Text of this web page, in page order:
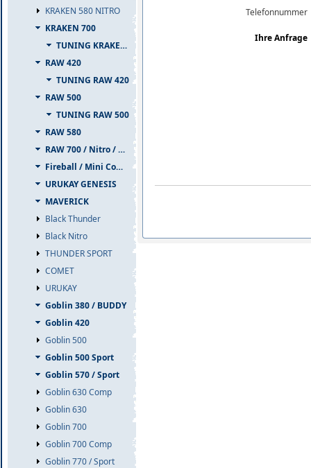
KRAKEN 580 NITRO
KRAKEN 700
TUNING KRAKEN 700
RAW 420
TUNING RAW 420
RAW 500
TUNING RAW 500
RAW 580
RAW 700 / Nitro / PIUMA
Fireball / Mini Comet
URUKAY GENESIS
MAVERICK
Black Thunder
Black Nitro
THUNDER SPORT
COMET
URUKAY
Goblin 380 / BUDDY
Goblin 420
Goblin 500
Goblin 500 Sport
Goblin 570 / Sport
Goblin 630 Comp
Goblin 630
Goblin 700
Goblin 700 Comp
Goblin 770 / Sport
Telefonnummer
Ihre Anfrage